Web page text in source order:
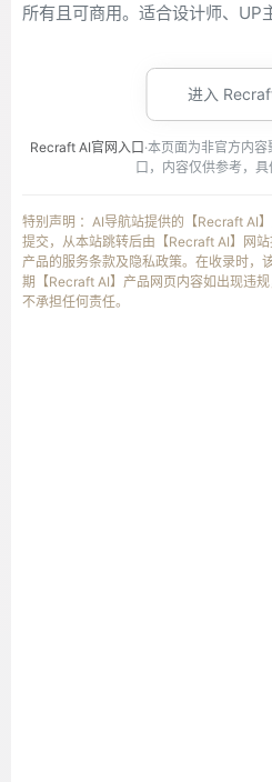
所有且可商用。适合设计师、UP
进入
Recraft AI官网入口 ·本页面为非官方内
口，内容仅供参考，具
特别声明 ：AI导航站提供的【Recraft AI
提交，从本站跳转后由【Recraft AI】网
产品的服务条款及隐私政策。在收录时，
期【Recraft AI】产品网页内容如出现违
不承担任何责任。